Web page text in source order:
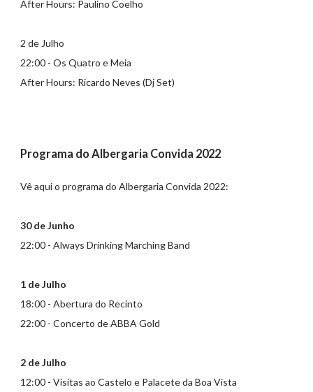
After Hours: Paulino Coelho
2 de Julho
22:00 - Os Quatro e Meia
After Hours: Ricardo Neves (Dj Set)
Programa do Albergaria Convida 2022
Vê aqui o programa do Albergaria Convida 2022:
30 de Junho
22:00 - Always Drinking Marching Band
1 de Julho
18:00 - Abertura do Recinto
22:00 - Concerto de ABBA Gold
2 de Julho
12:00 - Visitas ao Castelo e Palacete da Boa Vista